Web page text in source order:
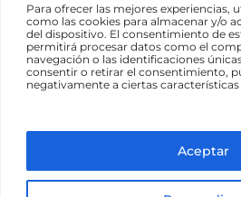
Para ofrecer las mejores experiencias,
como las cookies para almacenar y/o
del dispositivo. El consentimiento de
permitirá procesar datos como el
navegación o las identificaciones
consentir o retirar el consentimiento,
negativamente a ciertas
Aceptar
